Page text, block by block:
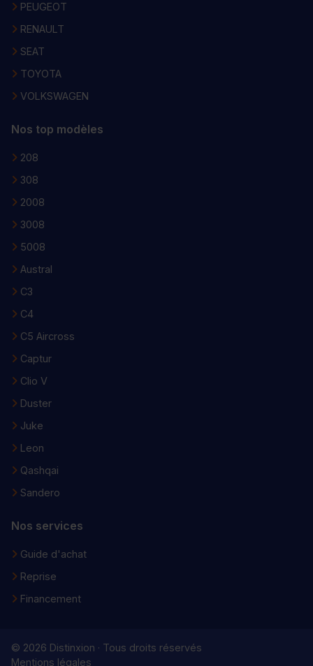
PEUGEOT
RENAULT
SEAT
TOYOTA
VOLKSWAGEN
Nos top modèles
208
308
2008
3008
5008
Austral
C3
C4
C5 Aircross
Captur
Clio V
Duster
Juke
Leon
Qashqai
Sandero
Nos services
Guide d'achat
Reprise
Financement
© 2026 Distinxion · Tous droits réservés
Mentions légales